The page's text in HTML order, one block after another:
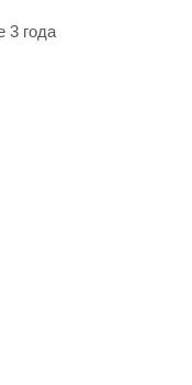
3 года